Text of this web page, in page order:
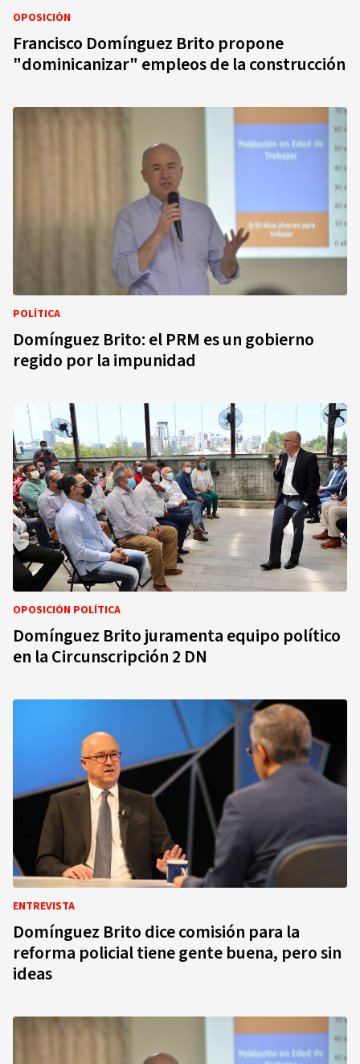
OPOSICIÓN
Francisco Domínguez Brito propone
"dominicanizar" empleos de la construcción
POLÍTICA
Domínguez Brito: el PRM es un gobierno
regido por la impunidad
OPOSICIÓN POLÍTICA
Domínguez Brito juramenta equipo político
en la Circunscripción 2 DN
ENTREVISTA
Domínguez Brito dice comisión para la
reforma policial tiene gente buena, pero sin
ideas